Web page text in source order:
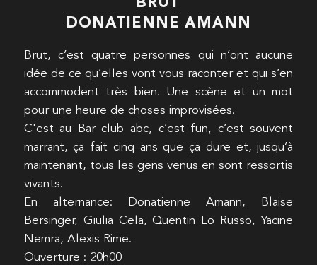
BRUT
DONATIENNE AMANN
Brut, c’est quatre personnes qui n’ont aucune
idée de ce qu’elles vont vous raconter et qui s’en
accommodent très bien. Une scène et un mot
pour une heure de choses improvisées.
C'est au Bar club abc, c’est fun, c’est souvent
marrant, ça fait cinq ans que ça dure et, jusqu’à
maintenant, tous les gens venus en sont ressortis
vivants.
En alternance: Donatienne Amann, Blaise
Bersinger, Giulia Cela, Quentin Lo Russo, Yacine
Nemra, Alexis Rime.
Ouverture : 20h00